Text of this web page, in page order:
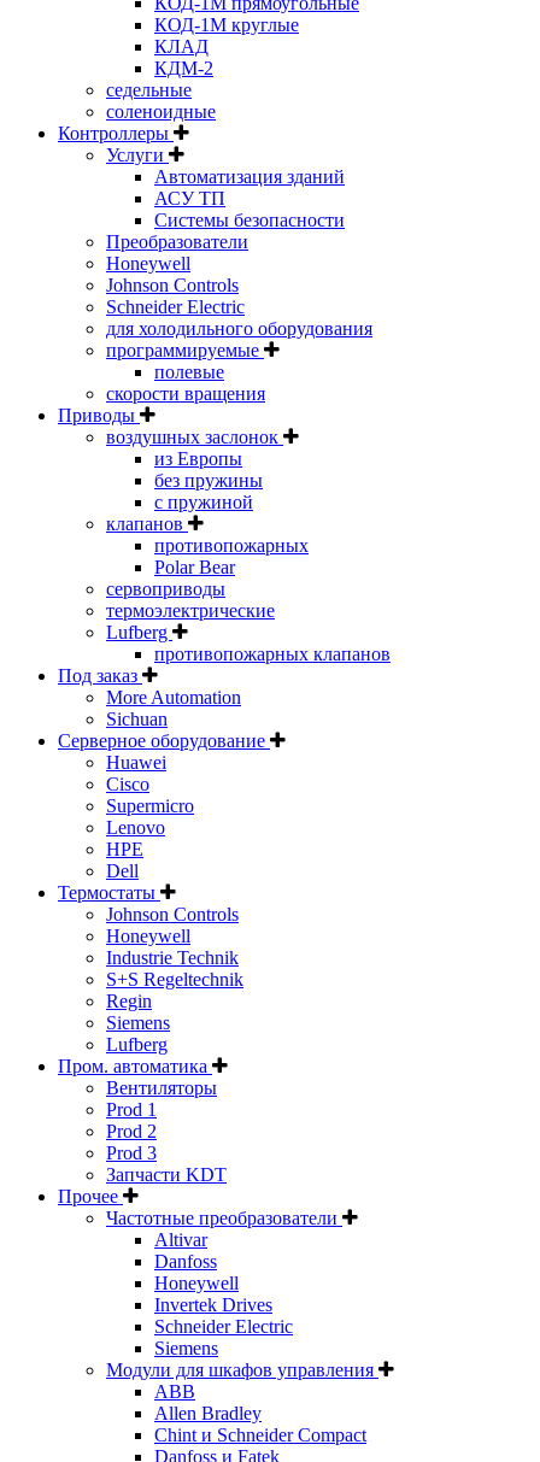
КОД-1М круглые
КЛАД
КДМ-2
седельные
соленоидные
Контроллеры
Услуги
Автоматизация зданий
АСУ ТП
Системы безопасности
Преобразователи
Honeywell
Johnson Controls
Schneider Electric
для холодильного оборудования
программируемые
полевые
скорости вращения
Приводы
воздушных заслонок
из Европы
без пружины
с пружиной
клапанов
противопожарных
Polar Bear
сервоприводы
термоэлектрические
Lufberg
противопожарных клапанов
Под заказ
More Automation
Sichuan
Серверное оборудование
Huawei
Cisco
Supermicro
Lenovo
HPE
Dell
Термостаты
Johnson Controls
Honeywell
Industrie Technik
S+S Regeltechnik
Regin
Siemens
Lufberg
Пром. автоматика
Вентиляторы
Prod 1
Prod 2
Prod 3
Запчасти KDT
Прочее
Частотные преобразователи
Altivar
Danfoss
Honeywell
Invertek Drives
Schneider Electric
Siemens
Модули для шкафов управления
ABB
Allen Bradley
Chint и Schneider Compact
Danfoss и Fatek